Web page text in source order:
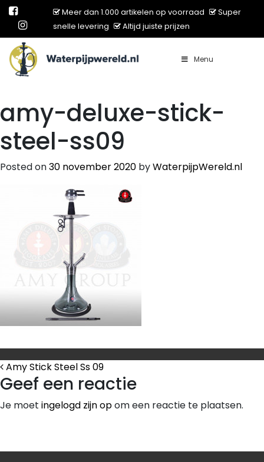
Meer dan 1.000 artikelen op voorraad
Super
snelle levering
Altijd juiste prijzen
Main Navigation Menu
amy-deluxe-stick-
steel-ss09
Posted on30 november 2020 byWaterpijpWereld.nl
Bericht Navigatie
Amy Stick Steel Ss 09
Geef een reactie
Je moet ingelogd zijn opom een reactie te plaatsen.